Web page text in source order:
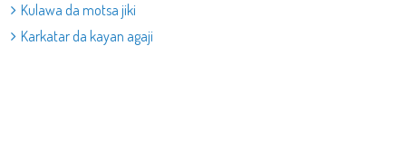
Kulawa da motsa jiki
Karkatar da kayan agaji